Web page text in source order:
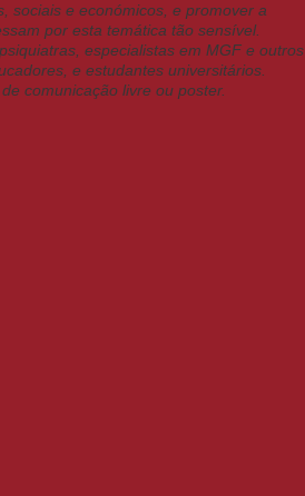
sociais e económicos, e promover a
por esta temática tão sensível.
especialistas em MGF e outros
e estudantes universitários.
comunicação livre ou poster.